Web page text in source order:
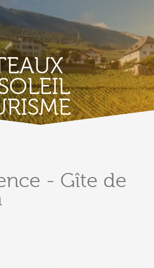
- Gîte de